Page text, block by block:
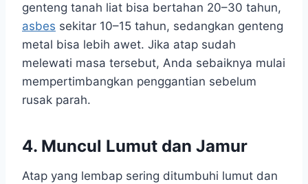
genteng tanah liat bisa bertahan 20–30 tahun,
asbes sekitar 10–15 tahun, sedangkan genteng
metal bisa lebih awet. Jika atap sudah
melewati masa tersebut, Anda sebaiknya mulai
mempertimbangkan penggantian sebelum
rusak parah.
4. Muncul Lumut dan Jamur
Atap yang lembap sering ditumbuhi lumut dan